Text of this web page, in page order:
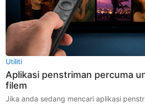
Utiliti
Aplikasi penstriman percuma
filem
Jika anda sedang mencari aplikasi